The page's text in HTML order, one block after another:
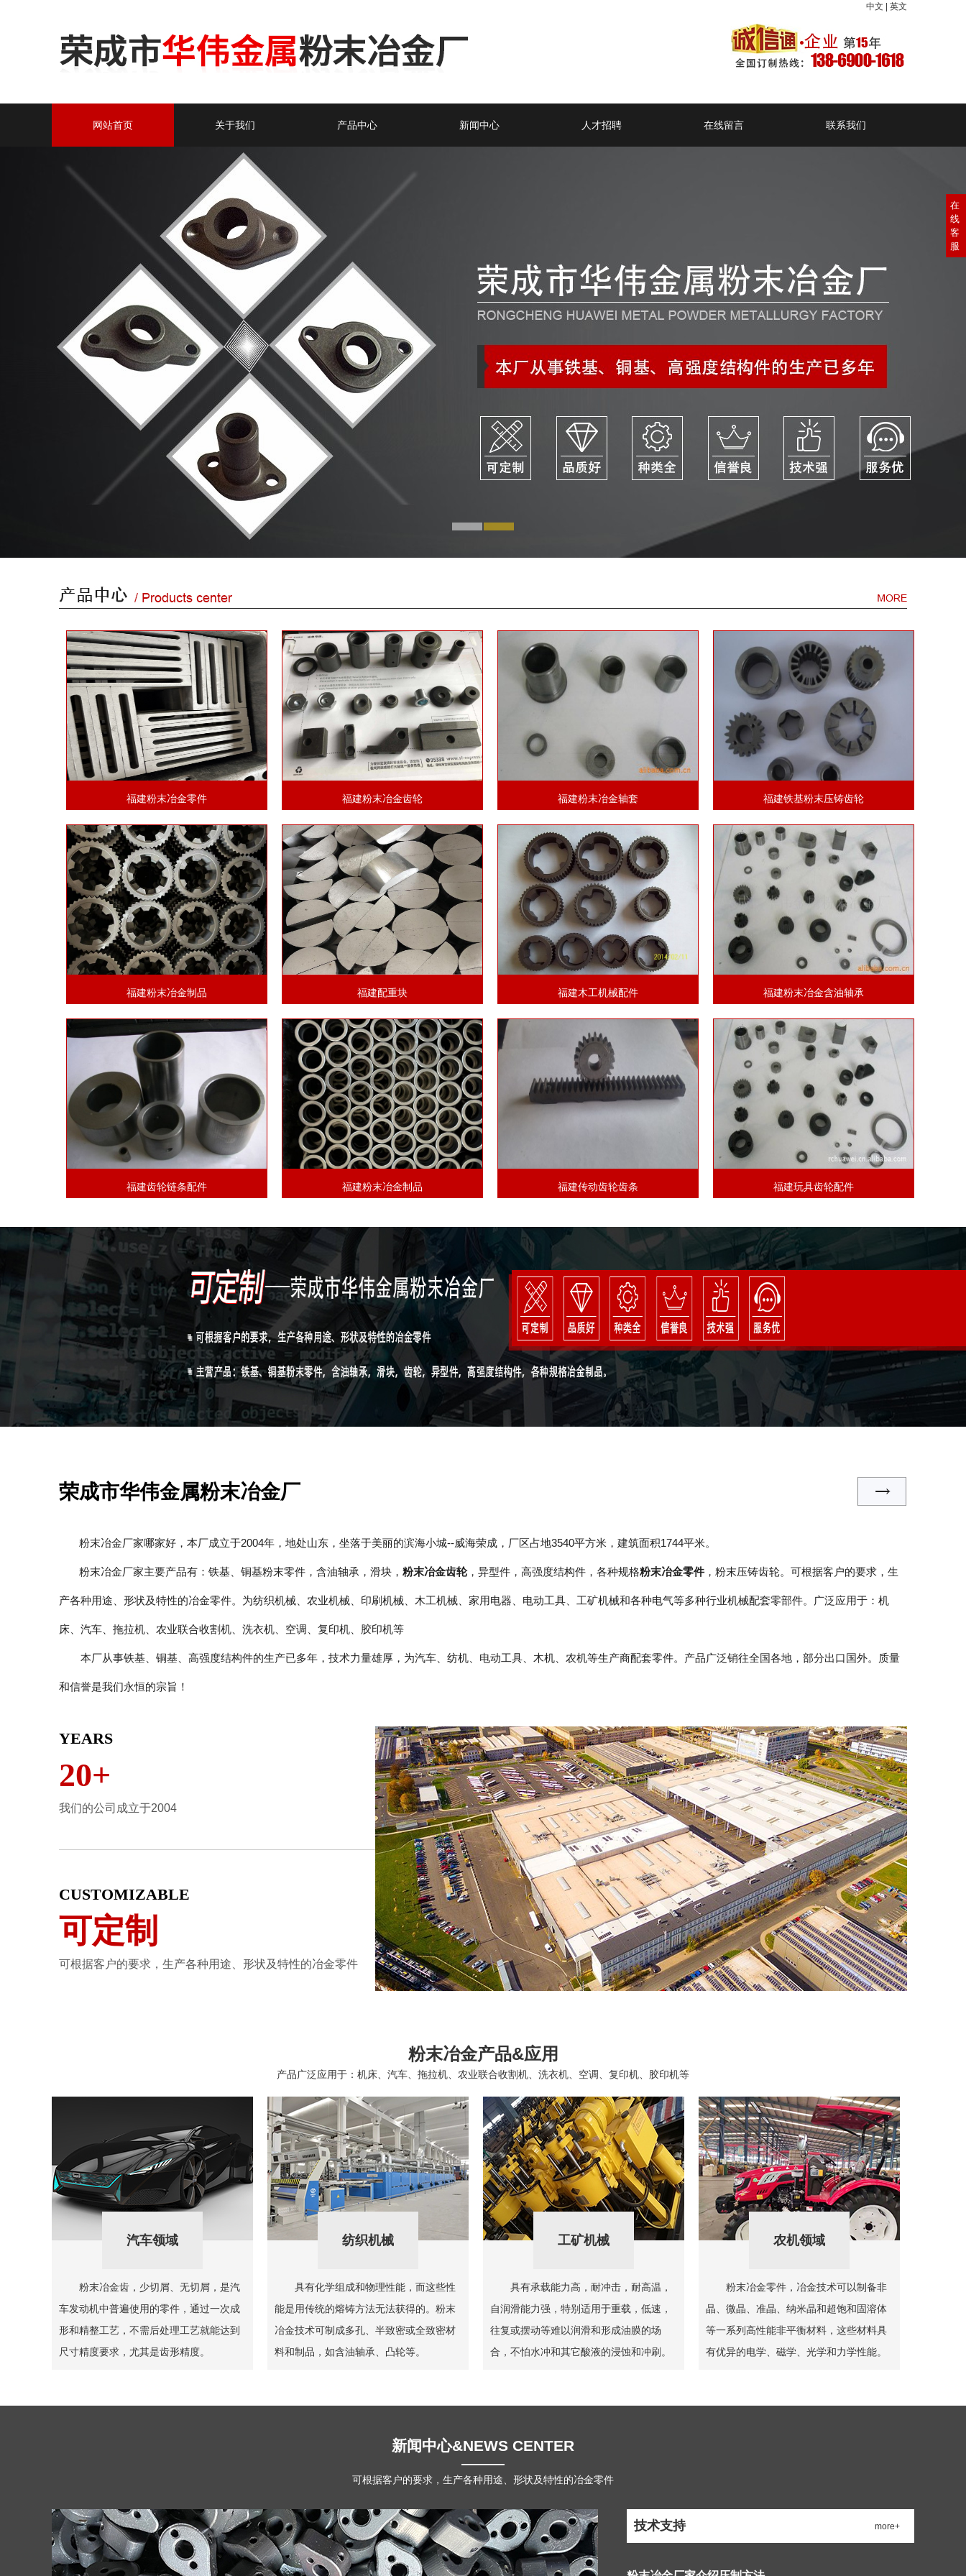
中文 英文
网站首页 关于我们 产品中心 新闻中心 人才招聘 在线留言 联系我们
福建粉末冶金零件 福建粉末冶金齿轮 福建粉末冶金轴套 福建铁基粉末压铸齿轮
福建粉末冶金制品 福建配重块 福建木工机械配件 福建粉末冶金含油轴承
福建齿轮链条配件 福建粉末冶金制品 福建传动齿轮齿条 福建玩具齿轮配件
荣成市华伟金属粉末冶金厂
粉末冶金厂家哪家好，本厂成立于2004年，地处山东，坐落于美丽的滨海小城--威海荣成， 厂区占地3540平方米，建筑面积1744平米。
粉末冶金厂家主要产品有：铁基、铜基粉末零件，含油轴承，滑块， 粉末冶金齿轮 ，异型件，高强度结构件，各种规格粉末冶金零件，粉末压铸齿轮。可根据客户的要求，生
产各种用途、形状及特性的冶金零件。为纺织机械、农业机械、印刷机械、木工机械、家用电器、电动工具、工矿机械和各种电气等多种行业机械配套零部件。广泛应用于：机
床、汽车、拖拉机、农业联合收割机、洗衣机、空调、复印机、胶印机等
本厂从事铁基、铜基、高强度结构件的生产已多年，技术力量雄厚，为汽车、纺机、电动工具、木机、农机等生产商配套零件。产品广泛销往全国各地，部分出口国外。质量
和信誉是我们永恒的宗旨！
YEARS
20+
我们的公司成立于2004
CUSTOMIZABLE
可定制
可根据客户的要求，生产各种用途、形状及特性的冶金零件
粉末冶金产品&应用
产品广泛应用于：机床、汽车、拖拉机、农业联合收割机、洗衣机、空调、复印机、胶印机等
汽车领域
粉末冶金齿，少切屑、无切屑，是汽
车发动机中普遍使用的零件，通过一次成
形和精整工艺，不需后处理工艺就能达到
尺寸精度要求，尤其是齿形精度。
纺织机械
具有化学组成和物理性能，而这些性
能是用传统的熔铸方法无法获得的。粉末
冶金技术可制成多孔、半致密或全致密材
料和制品，如含油轴承、凸轮等。
工矿机械
具有承载能力高，耐冲击，耐高温，
自润滑能力强，特别适用于重载，低速，
往复或摆动等难以润滑和形成油膜的场
合，不怕水冲和其它酸液的浸蚀和冲刷。
农机领域
粉末冶金零件，冶金技术可以制备非
晶、微晶、准晶、纳米晶和超饱和固溶体
等一系列高性能非平衡材料，这些材料具
有优异的电学、磁学、光学和力学性能。
新闻中心&NEWS CENTER
可根据客户的要求，生产各种用途、形状及特性的冶金零件
技术支持 more+
在
线
客
服